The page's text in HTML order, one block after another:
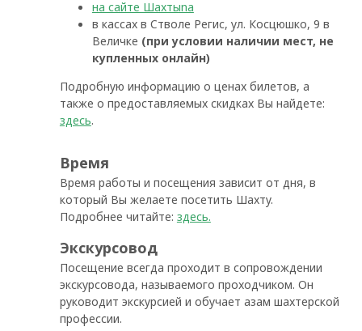
на сайте Шахтыna
в кассах в Стволе Регис, ул. Косцюшко, 9 в
Величке (при условии наличии мест, не
купленных онлайн)
Подробную информацию о ценах билетов, а
также о предоставляемых скидках Вы найдете:
здесь.
Время
Время работы и посещения зависит от дня, в
который Вы желаете посетить Шахту.
Подробнее читайте: здесь.
Экскурсовод
Посещение всегда проходит в сопровождении
экскурсовода, называемого проходчиком. Он
руководит экскурсией и обучает азам шахтерской
профессии.